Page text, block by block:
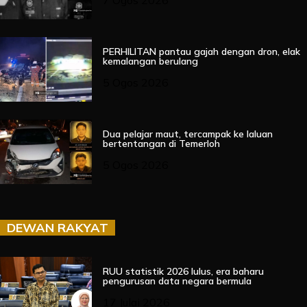
PERHILITAN pantau gajah dengan dron, elak
kemalangan berulang
Dua pelajar maut, tercampak ke laluan
bertentangan di Temerloh
DEWAN RAKYAT
RUU statistik 2026 lulus, era baharu
pengurusan data negara bermula